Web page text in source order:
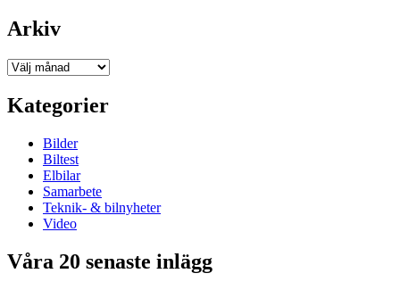
Arkiv
Arkiv
Kategorier
Bilder
Biltest
Elbilar
Samarbete
Teknik- & bilnyheter
Video
Våra 20 senaste inlägg